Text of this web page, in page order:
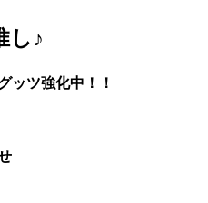
し♪
ッツ強化中！！